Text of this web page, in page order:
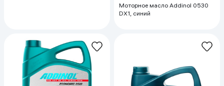
Моторное масло Addinol 0530
DX1, синий